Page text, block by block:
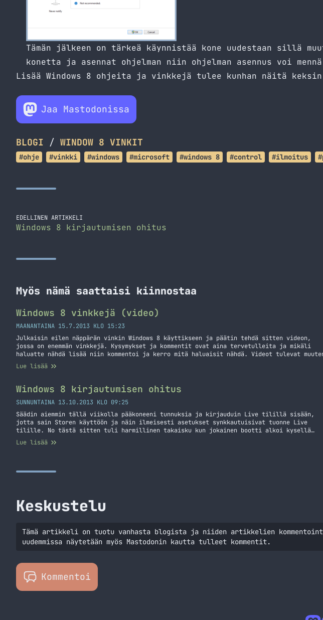
Tämän jälkeen on tärkeä käynnistää kone uudestaan sillä
konetta ja asennat ohjelman niin ohjelman asennus voi
Lisää Windows 8 ohjeita ja vinkkejä tulee kunhan näitä
Jaa Mastodonissa
BLOGI / WINDOW 8 VINKIT
#ohje #vinkki #windows #microsoft #windows 8 #control #ilmoitus
EDELLINEN ARTIKKELI
Windows 8 kirjautumisen ohitus
Myös nämä saattaisi kiinnostaa
Windows 8 vinkkejä (video)
MAANANTAINA 15.7.2013 KLO 15:23
Julkaisin eilen näppärän vinkin Windows 8 käyttikseen ja päätin tehdä sitten videon,
jossa on enemmän vinkkejä. Kysymykset ja kommentit ovat aina tervetulleita ja mikäli
haluatte nähdä lisää niin kommentoi ja kerro mitä haluaisit nähdä. Videot tulevat
Youtubeen aikaisemmin, kuin tänne – tilaa siis kanavani. Editori hiljensi ääntä jostain
syystä, pitänee ensi kerralla säätää hieman… Jatka lukemista Windows 8 vinkkejä (video)
Lue lisää
Windows 8 kirjautumisen ohitus
SUNNUNTAINA 13.10.2013 KLO 09:25
Säädin aiemmin tällä viikolla pääkoneeni tunnuksia ja kirjauduin Live tilillä sisään,
jotta sain Storen käyttöön ja näin ilmeisesti asetukset synkkautuisivat tuonne Live
tilille. No tästä sitten tuli harmillinen takaisku kun jokainen bootti alkoi kysellä
tilin salasanaa ja paikallisella tilillä näin ei ollut. Tänään päätin sitten säätää ja
tutkia miten pääsisin eroon tästä kirjautumisesta. Alla onkin… Jatka lukemista Windows 8
Lue lisää
Keskustelu
Tämä artikkeli on tuotu vanhasta blogista ja niiden artikkelien
uudemmissa näytetään myös Mastodonin kautta tulleet kommentit.
Kommentoi